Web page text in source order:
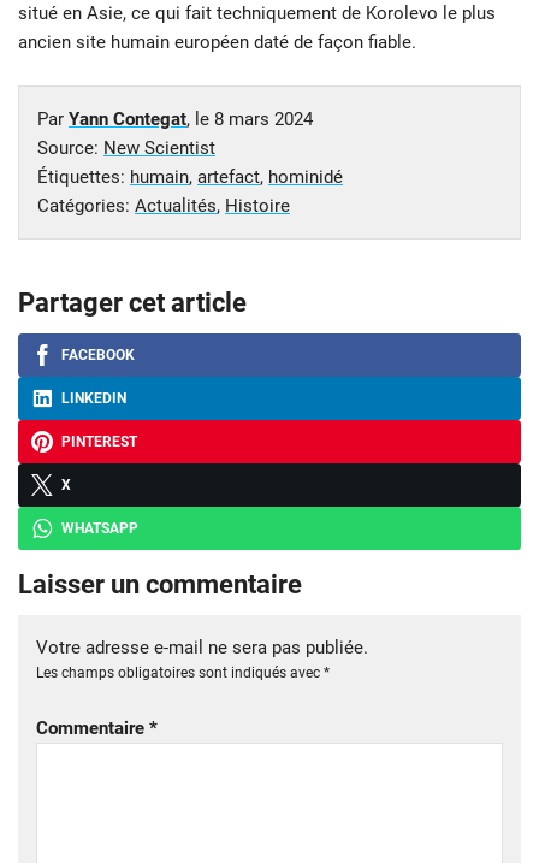
situé en Asie, ce qui fait techniquement de Korolevo le plus
ancien site humain européen daté de façon fiable.
Par Yann Contegat, le 8 mars 2024
Source: New Scientist
Étiquettes: humain, artefact, hominidé
Catégories: Actualités, Histoire
Partager cet article
FACEBOOK
LINKEDIN
PINTEREST
X
WHATSAPP
Laisser un commentaire
Votre adresse e-mail ne sera pas publiée.
Les champs obligatoires sont indiqués avec *
Commentaire *